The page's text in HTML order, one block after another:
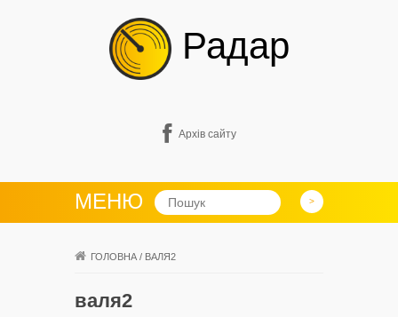
Радар
Архів сайту
МЕНЮ
ГОЛОВНА / ВАЛЯ2
валя2